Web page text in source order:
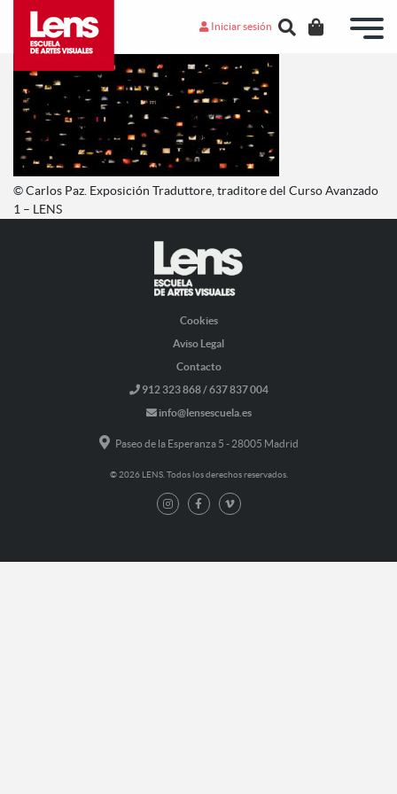
Iniciar sesión
© Carlos Paz. Exposición Traduttore, traditore del Curso Avanzado
1 – LENS
Cookies
Aviso Legal
Contacto
912 323 868 / 637 837 004
info@lensescuela.es
Paseo de la Esperanza 5 - 28005 Madrid
© 2026 LENS. Todos los derechos reservados.